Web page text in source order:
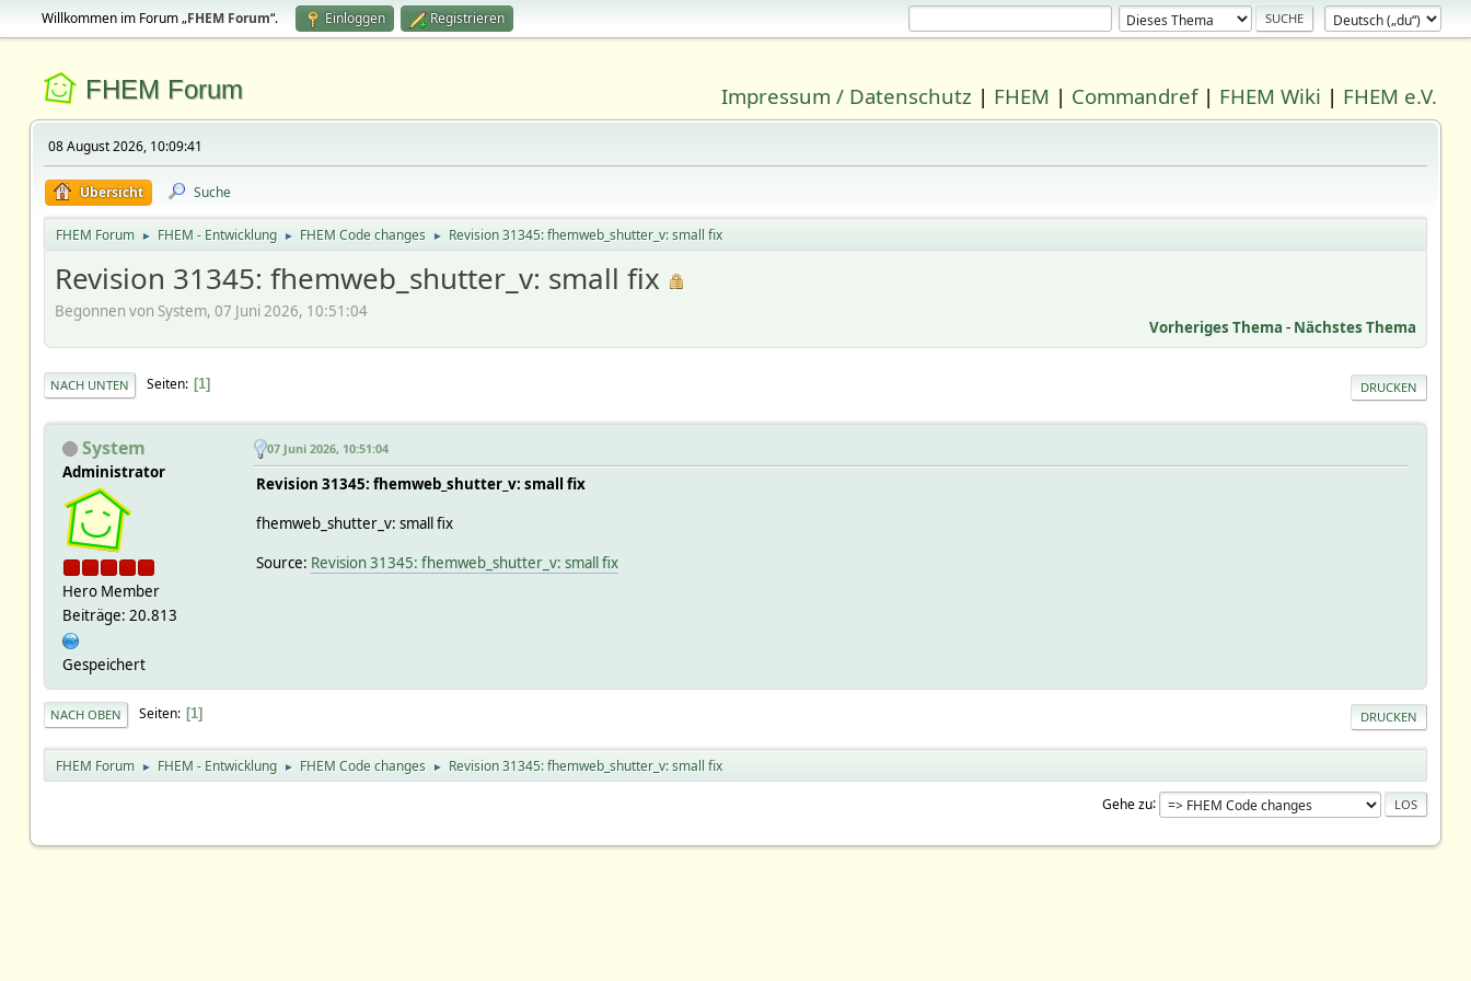
Willkommen im Forum „FHEM Forum“. Einloggen Registrieren
FHEM Forum Impressum / Datenschutz | FHEM | Commandref| FHEM Wiki | FHEM e.V.
08 August 2026, 10:09:41
Übersicht Suche
FHEM Forum ► FHEM - Entwicklung ► FHEM Code changes ► Revision 31345: fhemweb_shutter_v: small fix
Revision 31345: fhemweb_shutter_v: small fix
Begonnen von System, 07 Juni 2026, 10:51:04
Vorheriges Thema - Nächstes Thema
DRUCKEN
NACH UNTEN Seiten 1
System
Administrator
Hero Member
Beiträge: 20.813
Gespeichert
07 Juni 2026, 10:51:04
Revision 31345: fhemweb_shutter_v: small fix
fhemweb_shutter_v: small fix
Source: Revision 31345: fhemweb_shutter_v: small fix
DRUCKEN
NACH OBEN Seiten 1
FHEM Forum ► FHEM - Entwicklung ► FHEM Code changes ► Revision 31345: fhemweb_shutter_v: small fix
Gehe zu